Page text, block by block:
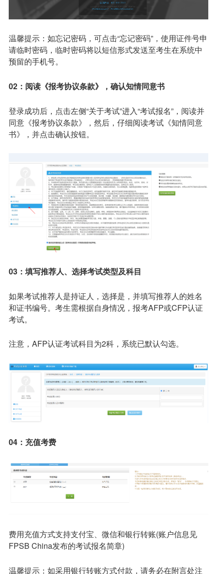
温馨提示：如忘记密码，可点击“忘记密码”，使用证件号申
请临时密码，临时密码将以短信形式发送至考生在系统中
预留的手机号。
02：阅读《报考协议条款》，确认知情同意书
登录成功后，点击左侧“关于考试”进入“考试报名”，阅读并
同意《报考协议条款》，然后，仔细阅读考试《知情同意
书》，并点击确认按钮。
03：填写推荐人、选择考试类型及科目
如果考试推荐人是持证人，选择是，并填写推荐人的姓名
和证书编号。考生需根据自身情况，报考AFP或CFP认证
考试。
注意，AFP认证考试科目为2科，系统已默认勾选。
04：充值考费
费用充值方式支持支付宝、微信和银行转账(账户信息见
FPSB China发布的考试报名简章)
温馨提示：如采用银行转账方式付款，请务必在附言处注